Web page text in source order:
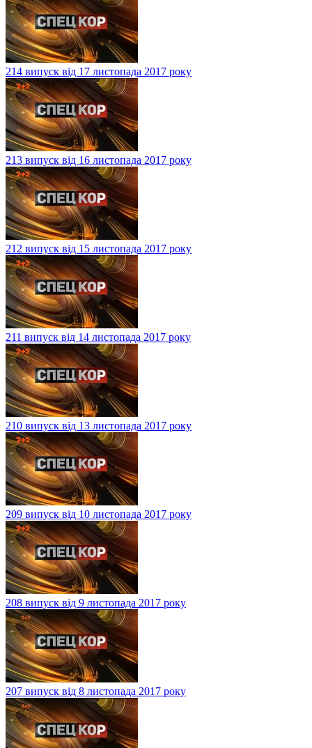
214 випуск від 17 листопада 2017 року
213 випуск від 16 листопада 2017 року
212 випуск від 15 листопада 2017 року
211 випуск від 14 листопада 2017 року
210 випуск від 13 листопада 2017 року
209 випуск від 10 листопада 2017 року
208 випуск від 9 листопада 2017 року
207 випуск від 8 листопада 2017 року